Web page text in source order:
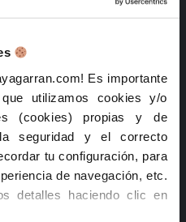
Es importante
utilizamos cookies y/o
(cookies) propias y de
seguridad y el correcto
tu configuración, para
de navegación, etc.
detalles haciendo clic en